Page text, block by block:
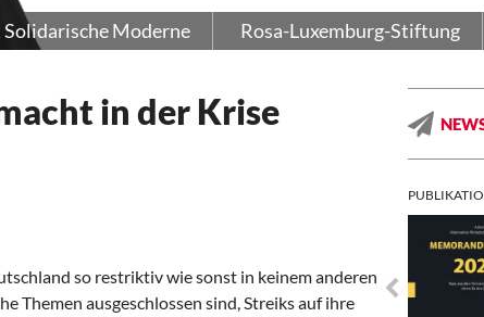
Moderne Rosa-Luxemburg-Stiftung
in der Krise
so restriktiv wie sonst in keinem anderen
Themen ausgeschlossen sind, Streiks auf ihre